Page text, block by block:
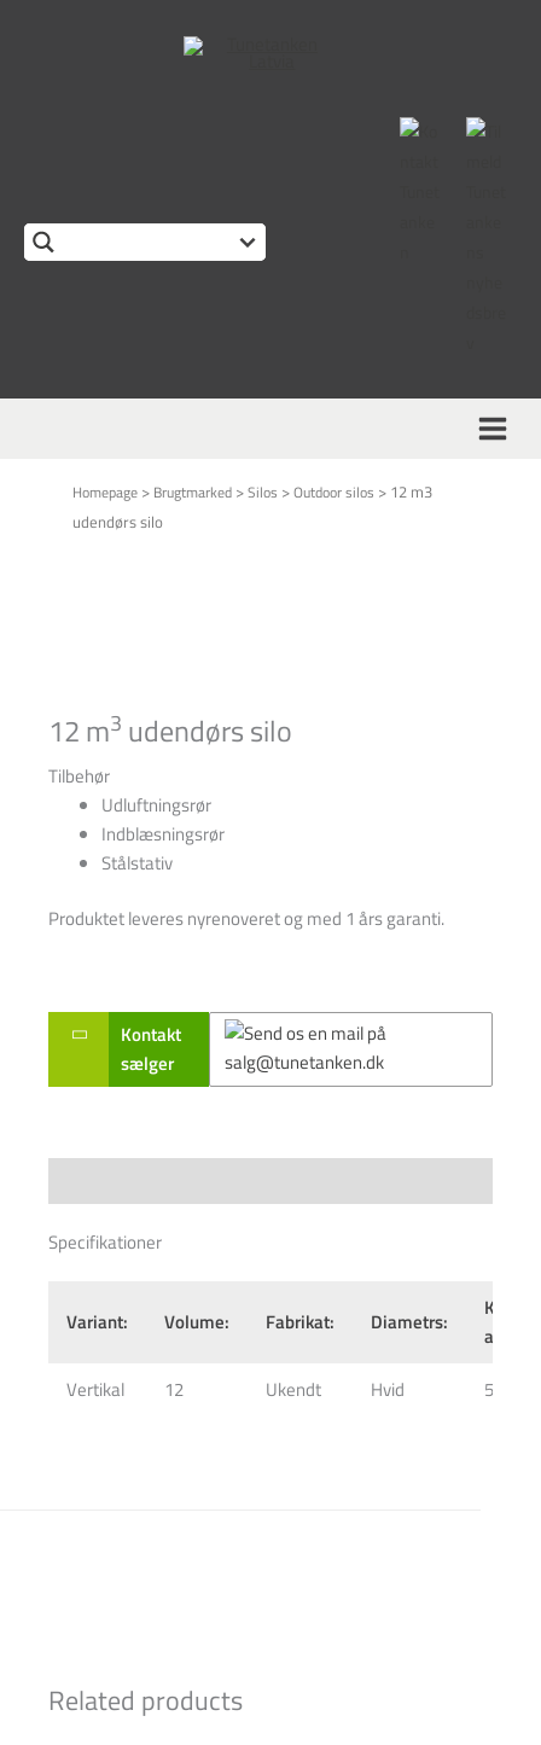
Homepage > Brugtmarked >Silos >Outdoor silos > 12 m3
udendørs silo
12 m3 udendørs silo
Tilbehør
Udluftningsrør
Indblæsningsrør
Stålstativ
Produktet leveres nyrenoveret og med 1 års garanti.
Kontakt
sælger
Specifikationer
Variant: Volume: Fabrikat: Diametrs:
Kopēj.
Vertikal
12 Ukendt Hvid 5500
Related products
This form is temporarily unavailable.